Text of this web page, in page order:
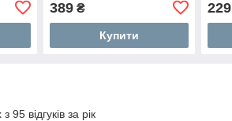
389₴
Купити
229
95 відгуків за рік